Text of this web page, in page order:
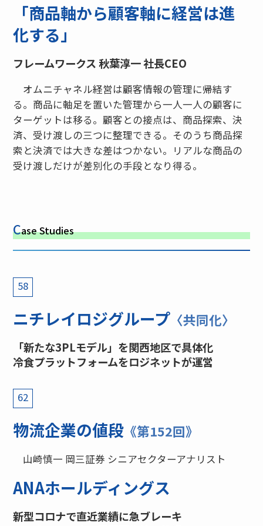
「商品軸から顧客軸に経営は進
化する」
フレームワークス 秋葉淳一 社長CEO
オムニチャネル経営は顧客情報の管理に帰結す
る。商品に軸足を置いた管理から一人一人の顧客に
ターゲットは移る。顧客との接点は、商品探索、決
済、受け渡しの三つに整理できる。そのうち商品探
索と決済では大きな差はつかない。リアルな商品の
受け渡しだけが差別化の手段となり得る。
Case Studies
58
ニチレイロジグループ 〈共同化〉
「新たな3PLモデル」を関西地区で具体化
冷食プラットフォームをロジネットが運営
62
物流企業の値段 《第152回》
山崎慎一 岡三証券 シニアセクターアナリスト
ANAホールディングス
新型コロナで直近業績に急ブレーキ